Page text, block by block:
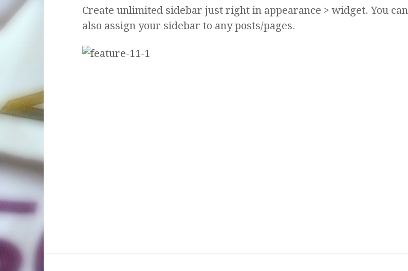
Create unlimited sidebar just right in appearance > widget. You can
also assign your sidebar to any posts/pages.